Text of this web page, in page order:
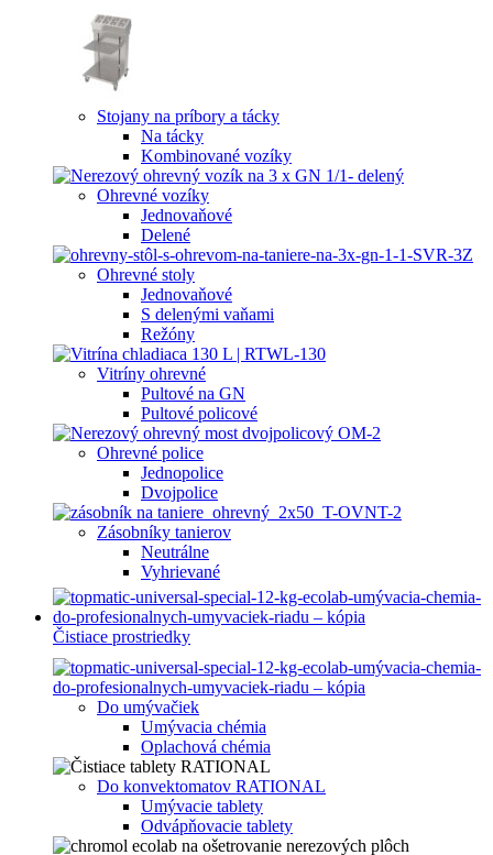
Stojany na príbory a tácky
Na tácky
Kombinované vozíky
Ohrevné vozíky
Jednovaňové
Delené
Ohrevné stoly
Jednovaňové
S delenými vaňami
Režóny
Vitríny ohrevné
Pultové na GN
Pultové policové
Ohrevné police
Jednopolice
Dvojpolice
Zásobníky tanierov
Neutrálne
Vyhrievané
Čistiace prostriedky
Do umývačiek
Umývacia chémia
Oplachová chémia
Do konvektomatov RATIONAL
Umývacie tablety
Odvápňovacie tablety